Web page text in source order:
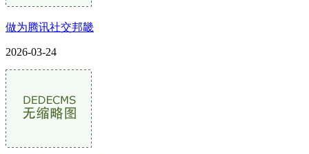
做为腾讯社交邦畿
2026-03-24